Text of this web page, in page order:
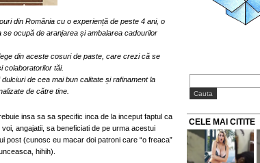
din România cu o experiență de peste 4 ani, o
ocupă de aranjarea și ambalarea cadourilor
din aceste cosuri de paste, care crezi că se
colaboratorilor tăi.
de cea mai bun calitate și rafinament la
de către tine.
insa sa sa specific inca de la inceput faptul ca
angajatii, sa beneficiati de pe urma acestui
post (cunosc eu macar doi patroni care “o freaca”
hihih).
CELE MAI CITITE